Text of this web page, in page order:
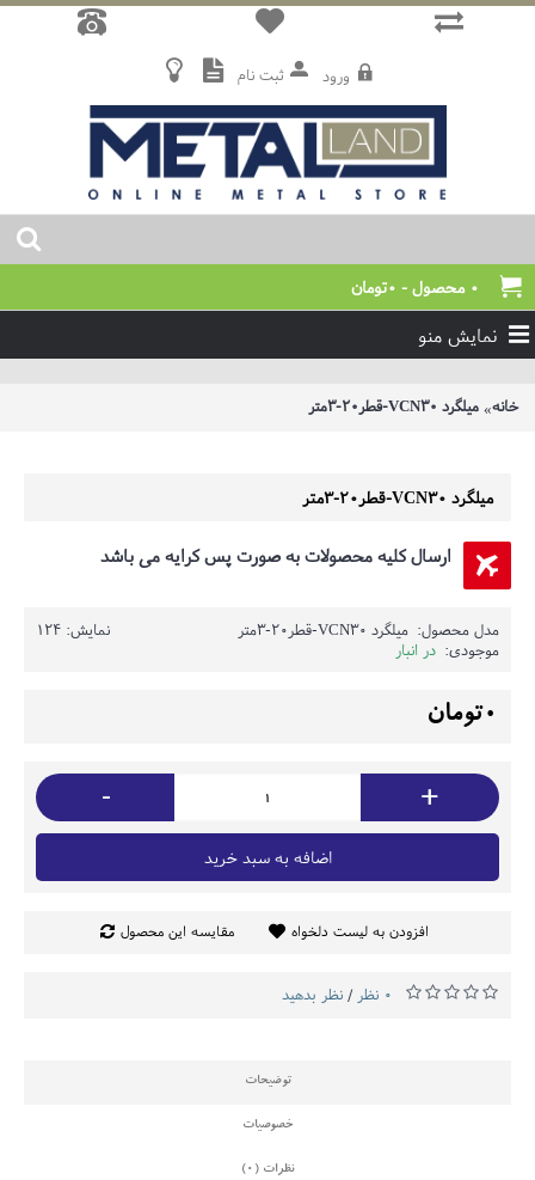
ثبت نام ورود
0 محصول - 0تومان
نمایش منو
خانه میلگرد VCN30-قطر20-3متر
میلگرد VCN30-قطر20-3متر
ارسال کلیه محصولات به صورت پس کرایه می باشد
نمایش: 124 مدل محصول: میلگرد VCN30-قطر20-3متر
موجودی: در انبار
0تومان
- +
اضافه به سبد خرید
افزودن به لیست دلخواه مقایسه این محصول
0 نظر / نظر بدهید
توضیحات
خصوصیات
نظرات (0)